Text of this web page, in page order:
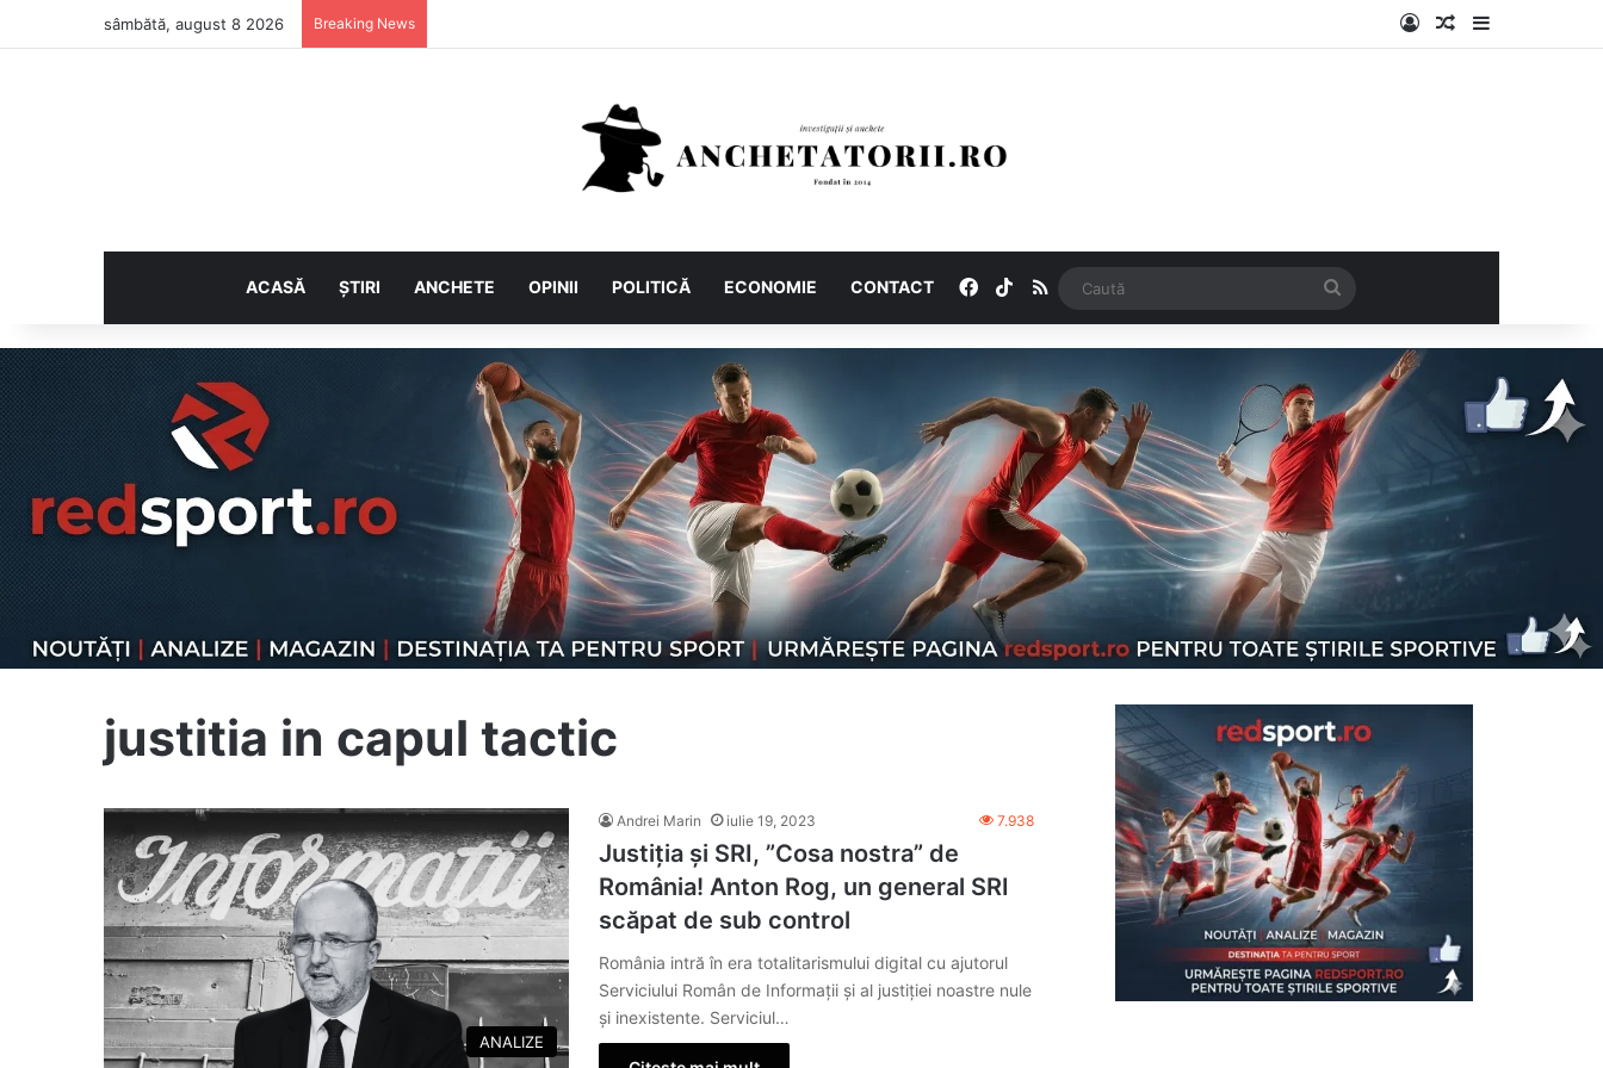
sâmbătă, august 8 2026 Breaking News Log InArticol aleatoriu
ACASĂ ȘTIRI ANCHETE OPINII POLITICĂ ECONOMIE CONTACT Facebook
TikTokRSS
justitia in capul tactic
ANALIZE
Andrei Marin iulie 19, 2023 7.938
Justiția și SRI, ”Cosa nostra” de
România! Anton Rog, un general SRI
scăpat de sub control
România intră în era totalitarismului digital cu ajutorul
Serviciului Român de Informații și al justiției noastre nule
și inexistente. Serviciul…